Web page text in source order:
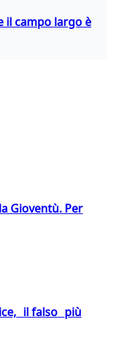
il campo largo è
Gioventù. Per
il falso più